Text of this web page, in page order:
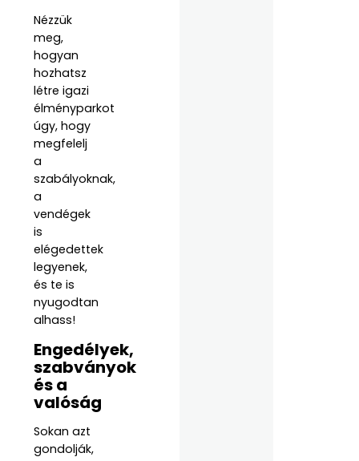
Nézzük
meg,
hogyan
hozhatsz
létre igazi
élményparkot
úgy, hogy
megfelelj
a
szabályoknak,
a
vendégek
is
elégedettek
legyenek,
és te is
nyugodtan
alhass!
Engedélyek,
szabványok
és a
valóság
Sokan azt
gondolják,